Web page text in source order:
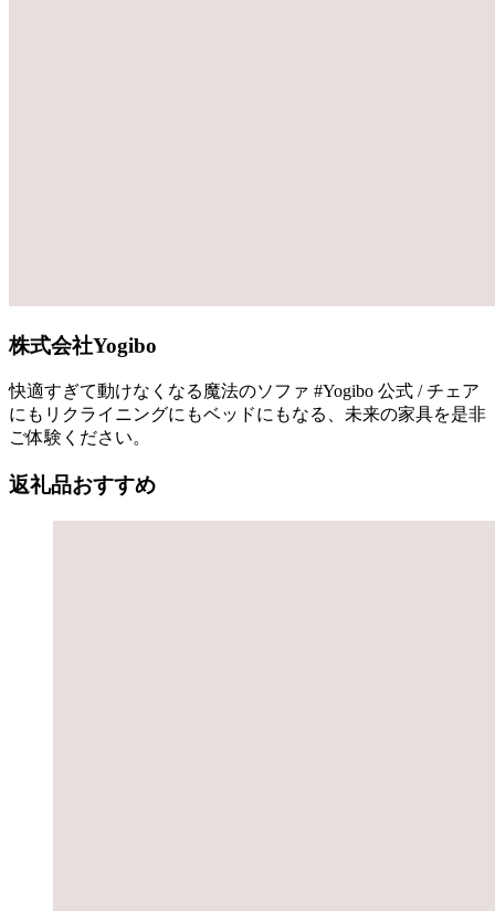
株式会社Yogibo
快適すぎて動けなくなる魔法のソファ #Yogibo 公式 / チェア
にもリクライニングにもベッドにもなる、未来の家具を是非
ご体験ください。
返礼品おすすめ